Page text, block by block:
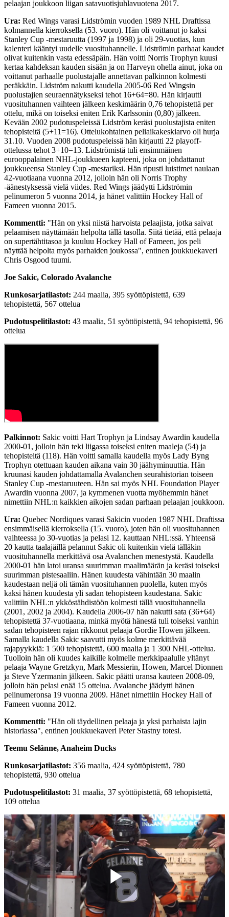
pelaajan joukkoon liigan satavuotisjuhlavuotena 2017.
Ura: Red Wings varasi Lidströmin vuoden 1989 NHL Draftissa
kolmannella kierroksella (53. vuoro). Hän oli voittanut jo kaksi
Stanley Cup -mestaruutta (1997 ja 1998) ja oli 29-vuotias, kun
kalenteri kääntyi uudelle vuosituhannelle. Lidströmin parhaat kaudet
olivat kuitenkin vasta edessäpäin. Hän voitti Norris Trophyn kuusi
kertaa kahdeksan kauden sisään ja on Harveyn ohella ainut, joka on
voittanut parhaalle puolustajalle annettavan palkinnon kolmesti
peräkkäin. Lidström nakutti kaudella 2005-06 Red Wingsin
puolustajien seuraennätykseksi tehot 16+64=80. Hän kirjautti
vuosituhannen vaihteen jälkeen keskimäärin 0,76 tehopistettä per
ottelu, mikä on toiseksi eniten Erik Karlssonin (0,80) jälkeen.
Kevään 2002 pudotuspeleissä Lidström keräsi puolustajista eniten
tehopisteitä (5+11=16). Ottelukohtainen peliaikakeskiarvo oli hurja
31.10. Vuoden 2008 pudotuspeleissä hän kirjautti 22 playoff-
ottelussa tehot 3+10=13. Lidströmistä tuli ensimmäinen
eurooppalainen NHL-joukkueen kapteeni, joka on johdattanut
joukkueensa Stanley Cup -mestariksi. Hän ripusti luistimet naulaan
42-vuotiaana vuonna 2012, jolloin hän oli Norris Trophy
-äänestyksessä vielä viides. Red Wings jäädytti Lidströmin
pelinumeron 5 vuonna 2014, ja hänet valittiin Hockey Hall of
Fameen vuonna 2015.
Kommentti: "Hän on yksi niistä harvoista pelaajista, jotka saivat
pelaamisen näyttämään helpolta tällä tasolla. Siitä tietää, että pelaaja
on supertähtitasoa ja kuuluu Hockey Hall of Fameen, jos peli
näyttää helpolta myös parhaiden joukossa", entinen joukkuekaveri
Chris Osgood tuumi.
Joe Sakic, Colorado Avalanche
Runkosarjatilastot: 244 maalia, 395 syöttöpistettä, 639
tehopistettä, 567 ottelua
Pudotuspelitilastot: 43 maalia, 51 syöttöpistettä, 94 tehopistettä, 96
ottelua
Palkinnot: Sakic voitti Hart Trophyn ja Lindsay Awardin kaudella
2000-01, jolloin hän teki liigassa toiseksi eniten maaleja (54) ja
tehopisteitä (118). Hän voitti samalla kaudella myös Lady Byng
Trophyn otettuaan kauden aikana vain 30 jäähyminuuttia. Hän
kruunasi kauden johdattamalla Avalanchen seurahistorian toiseen
Stanley Cup -mestaruuteen. Hän sai myös NHL Foundation Player
Awardin vuonna 2007, ja kymmenen vuotta myöhemmin hänet
nimettiin NHL:n kaikkien aikojen sadan parhaan pelaajan joukkoon.
Ura: Quebec Nordiques varasi Sakicin vuoden 1987 NHL Draftissa
ensimmäisellä kierroksella (15. vuoro), joten hän oli vuosituhannen
vaihteessa jo 30-vuotias ja pelasi 12. kauttaan NHL:ssä. Yhteensä
20 kautta taalajäillä pelannut Sakic oli kuitenkin vielä tälläkin
vuosituhannella merkittävä osa Avalanchen menestystä. Kaudella
2000-01 hän latoi uransa suurimman maalimäärän ja keräsi toiseksi
suurimman pistesaaliin. Hänen kuudesta vähintään 30 maalin
kaudestaan neljä oli tämän vuosituhannen puolella, kuten myös
kaksi hänen kuudesta yli sadan tehopisteen kaudestana. Sakic
valittiin NHL:n ykköstähdistöön kolmesti tällä vuosituhannella
(2001, 2002 ja 2004). Kaudella 2006-07 hän nakutti sata (36+64)
tehopistettä 37-vuotiaana, minkä myötä hänestä tuli toiseksi vanhin
sadan tehopisteen rajan rikkonut pelaaja Gordie Howen jälkeen.
Samalla kaudella Sakic saavutti myös kolme merkittävää
rajapyykkiä: 1 500 tehopistettä, 600 maalia ja 1 300 NHL-ottelua.
Tuolloin hän oli kuudes kaikille kolmelle merkkipaalulle yltänyt
pelaaja Wayne Gretzkyn, Mark Messierin, Howen, Marcel Dionnen
ja Steve Yzermanin jälkeen. Sakic päätti uransa kauteen 2008-09,
jolloin hän pelasi enää 15 ottelua. Avalanche jäädytti hänen
pelinumeronsa 19 vuonna 2009. Hänet nimettiin Hockey Hall of
Fameen vuonna 2012.
Kommentti: "Hän oli täydellinen pelaaja ja yksi parhaista lajin
historiassa", entinen joukkuekaveri Peter Stastny totesi.
Teemu Selänne, Anaheim Ducks
Runkosarjatilastot: 356 maalia, 424 syöttöpistettä, 780
tehopistettä, 930 ottelua
Pudotuspelitilastot: 31 maalia, 37 syöttöpistettä, 68 tehopistettä,
109 ottelua
Play